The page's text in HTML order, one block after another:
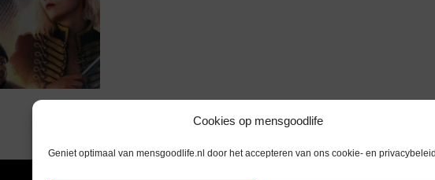
Cookies op mensgoodlife
Geniet optimaal van mensgoodlife.nl door het accepteren van ons cookie- en